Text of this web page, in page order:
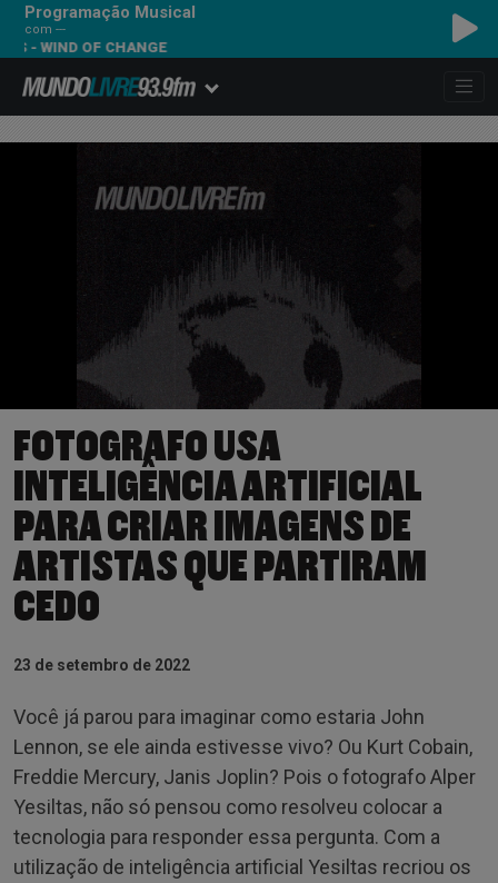
Programação Musical
com ---
OF CHANGE
FOTOGRAFO USA
INTELIGÊNCIA ARTIFICIAL
PARA CRIAR IMAGENS DE
ARTISTAS QUE PARTIRAM
CEDO
23 de setembro de 2022
Você já parou para imaginar como estaria John
Lennon, se ele ainda estivesse vivo? Ou Kurt Cobain,
Freddie Mercury, Janis Joplin? Pois o fotografo Alper
Yesiltas, não só pensou como resolveu colocar a
tecnologia para responder essa pergunta. Com a
utilização de inteligência artificial Yesiltas recriou os